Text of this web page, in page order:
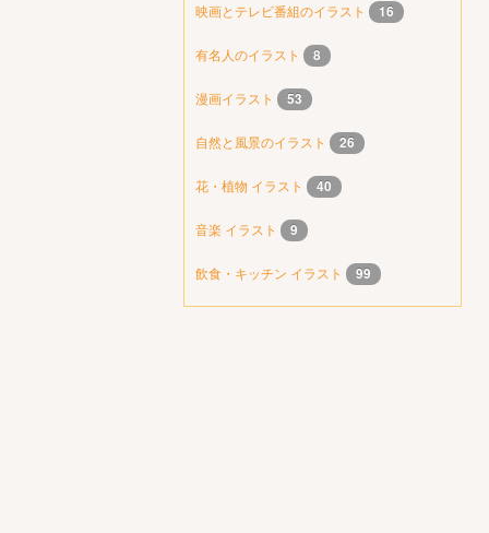
映画とテレビ番組のイラスト 16
有名人のイラスト 8
漫画イラスト 53
自然と風景のイラスト 26
花・植物 イラスト 40
音楽 イラスト 9
飲食・キッチン イラスト 99